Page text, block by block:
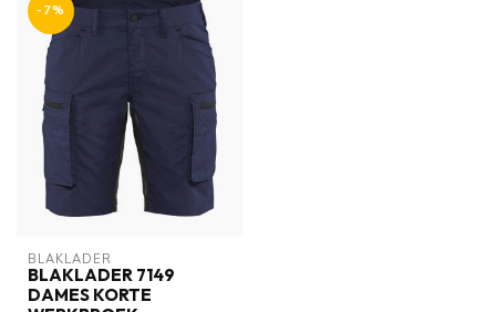
-7%
BLAKLADER
BLAKLADER 7149
DAMES KORTE